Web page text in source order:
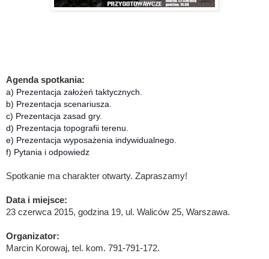
Agenda spotkania:
a) Prezentacja założeń taktycznych.
b) Prezentacja scenariusza.
c) Prezentacja zasad gry.
d) Prezentacja topografii terenu.
e) Prezentacja wyposażenia indywidualnego.
f) Pytania i odpowiedz
Spotkanie ma charakter otwarty. Zapraszamy!
Data i miejsce:
23 czerwca 2015, godzina 19, ul. Waliców 25, Warszawa.
Organizator:
Marcin Korowaj, tel. kom. 791-791-172.